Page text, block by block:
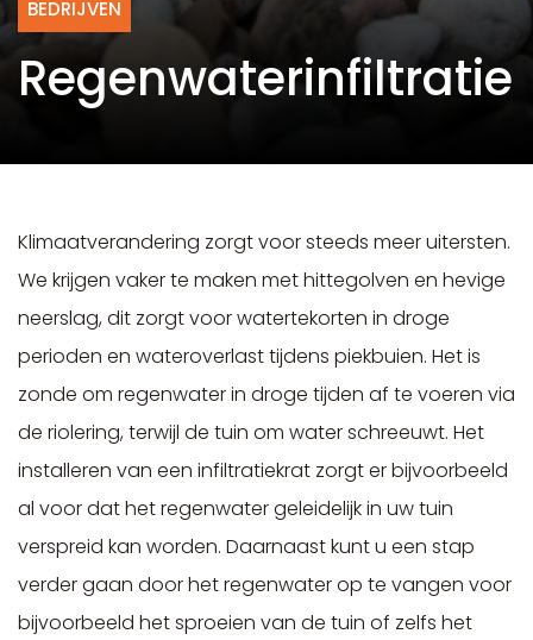
BEDRIJVEN
Regenwaterinfiltratie
Klimaatverandering zorgt voor steeds meer uitersten.
We krijgen vaker te maken met hittegolven en hevige
neerslag, dit zorgt voor watertekorten in droge
perioden en wateroverlast tijdens piekbuien. Het is
zonde om regenwater in droge tijden af te voeren via
de riolering, terwijl de tuin om water schreeuwt. Het
installeren van een infiltratiekrat zorgt er bijvoorbeeld
al voor dat het regenwater geleidelijk in uw tuin
verspreid kan worden. Daarnaast kunt u een stap
verder gaan door het regenwater op te vangen voor
bijvoorbeeld het sproeien van de tuin of zelfs het